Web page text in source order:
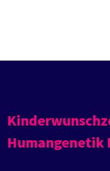
Humangenetik